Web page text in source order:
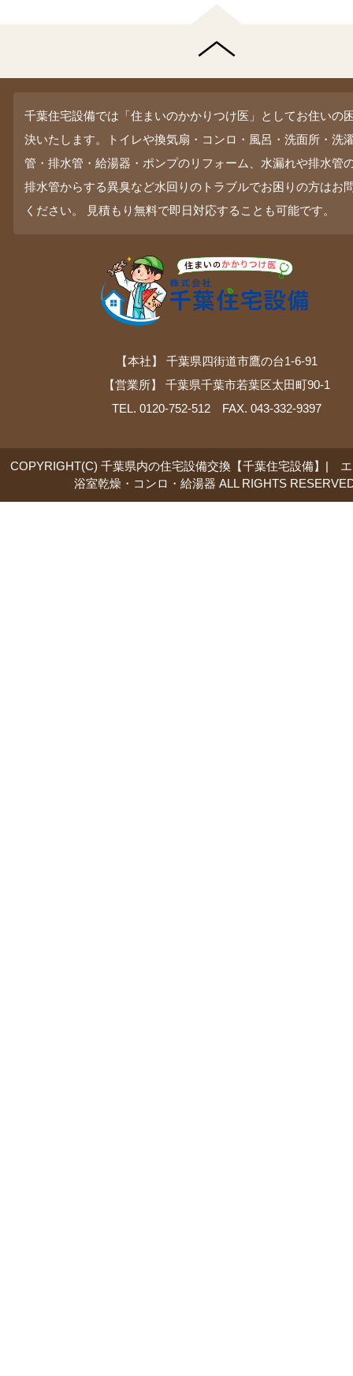
千葉住宅設備では「住まいのかかりつけ医」としてお住いの
決いたします。トイレや換気扇・コンロ・風呂・洗面所・洗
管・排水管・給湯器・ポンプのリフォーム、水漏れや排水管
排水管からする異臭など水回りのトラブルでお困りの方はお
ください。 見積もり無料で即日対応することも可能です。
【本社】 千葉県四街道市鷹の台1-6-91
【営業所】 千葉県千葉市若葉区太田町90-1
TEL. 0120-752-512 FAX. 043-332-9397
COPYRIGHT(C) 千葉県内の住宅設備交換【千葉住宅設備】|
浴室乾燥・コンロ・給湯器 ALL RIGHTS